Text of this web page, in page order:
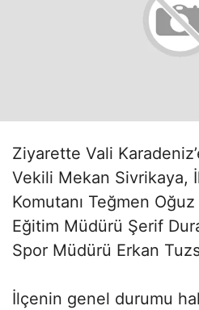
Ziyarette Vali
Vekili Mekan Sivrikaya,
Komutanı Teğmen
Eğitim Müdürü Şerif
Spor Müdürü Erkan
İlçenin genel durumu